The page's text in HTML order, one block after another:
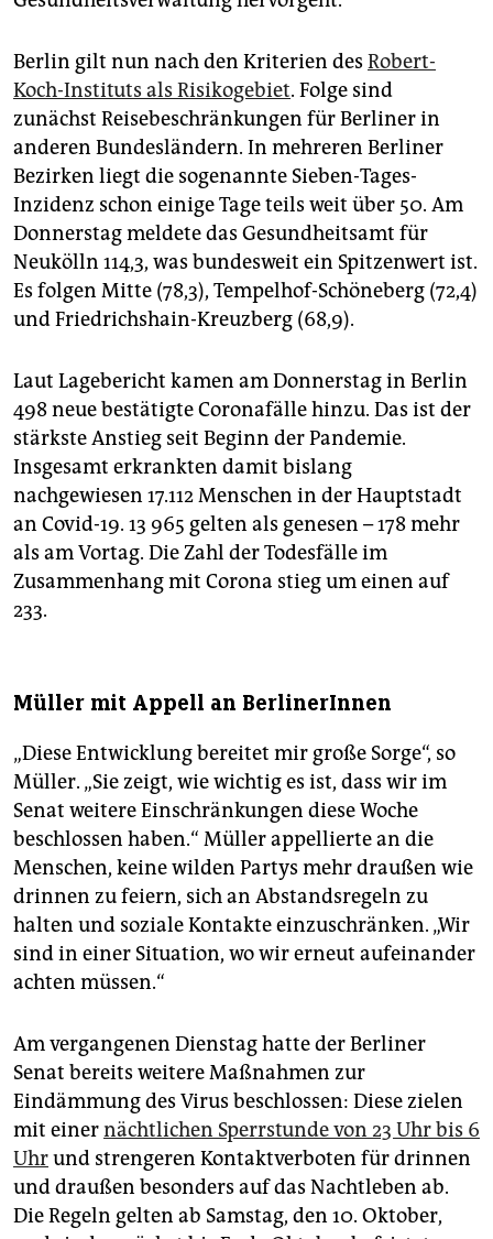
Berlin gilt nun nach den Kriterien des Robert-
Koch-Instituts als Risikogebiet. Folge sind
zunächst Reisebeschränkungen für Berliner in
anderen Bundesländern. In mehreren Berliner
Bezirken liegt die sogenannte Sieben-Tages-
Inzidenz schon einige Tage teils weit über 50. Am
Donnerstag meldete das Gesundheitsamt für
Neukölln 114,3, was bundesweit ein Spitzenwert ist.
Es folgen Mitte (78,3), Tempelhof-Schöneberg (72,4)
und Friedrichshain-Kreuzberg (68,9).
Laut Lagebericht kamen am Donnerstag in Berlin
498 neue bestätigte Coronafälle hinzu. Das ist der
stärkste Anstieg seit Beginn der Pandemie.
Insgesamt erkrankten damit bislang
nachgewiesen 17.112 Menschen in der Hauptstadt
an Covid-19. 13 965 gelten als genesen – 178 mehr
als am Vortag. Die Zahl der Todesfälle im
Zusammenhang mit Corona stieg um einen auf
233.
Müller mit Appell an BerlinerInnen
„Diese Entwicklung bereitet mir große Sorge“, so
Müller. „Sie zeigt, wie wichtig es ist, dass wir im
Senat weitere Einschränkungen diese Woche
beschlossen haben.“ Müller appellierte an die
Menschen, keine wilden Partys mehr draußen wie
drinnen zu feiern, sich an Abstandsregeln zu
halten und soziale Kontakte einzuschränken. „Wir
sind in einer Situation, wo wir erneut aufeinander
achten müssen.“
Am vergangenen Dienstag hatte der Berliner
Senat bereits weitere Maßnahmen zur
Eindämmung des Virus beschlossen: Diese zielen
mit einernächtlichen Sperrstunde von 23 Uhr bis 6
Uhrund strengeren Kontaktverboten für drinnen
und draußen besonders auf das Nachtleben ab.
Die Regeln gelten ab Samstag, den 10. Oktober,